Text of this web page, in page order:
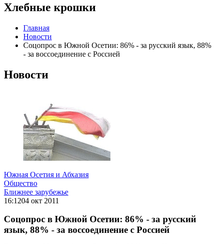
Хлебные крошки
Главная
Новости
Соцопрос в Южной Осетии: 86% - за русский язык, 88%
- за воссоединение с Россией
Новости
Южная Осетия и Абхазия
Общество
Ближнее зарубежье
16:1204 окт 2011
Соцопрос в Южной Осетии: 86% - за русский
язык, 88% - за воссоединение с Россией